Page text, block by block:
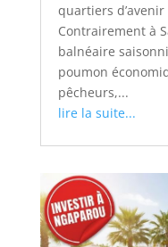
quartiers
Contrairement à
balnéaire
poumon
pêcheurs,...
lire la suite...